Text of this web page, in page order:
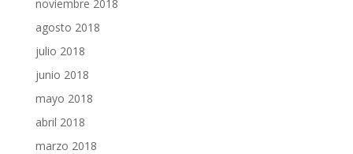
noviembre 2018
agosto 2018
julio 2018
junio 2018
mayo 2018
abril 2018
marzo 2018